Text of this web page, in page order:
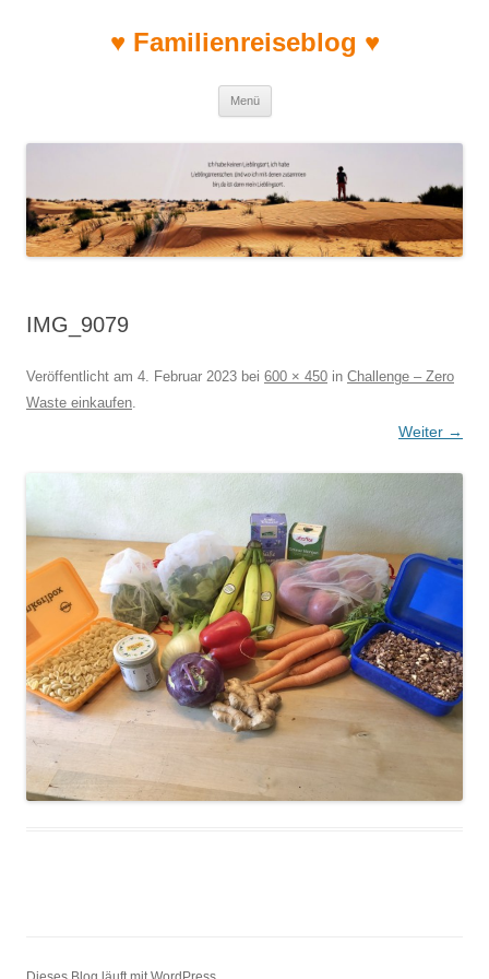
♥ Familienreiseblog ♥
Menü
IMG_9079
Veröffentlicht am 4. Februar 2023 bei 600 × 450 in Challenge – Zero
Waste einkaufen.
Weiter →